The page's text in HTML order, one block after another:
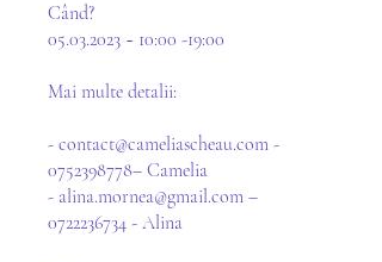
Când?
05.03.2023 ~ 10:00 -19:00
Mai multe detalii:
- contact@cameliascheau.com -
0752398778– Camelia
- alina.mornea@gmail.com –
0722236734 - Alina